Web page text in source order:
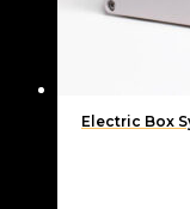
Electric Box